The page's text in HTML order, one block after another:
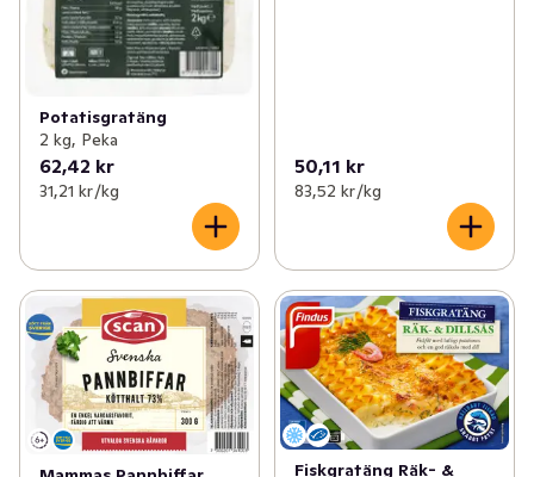
Potatisgratäng
2 kg, Peka
62,42 kr
31,21 kr /kg
50,11 kr
83,52 kr /kg
Fiskgratäng Räk- &